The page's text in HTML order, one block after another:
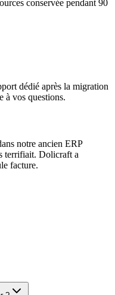
conservée pendant 90
dédié après la migration
à vos questions.
notre ancien ERP
terrifiait. Dolicraft a
facture.